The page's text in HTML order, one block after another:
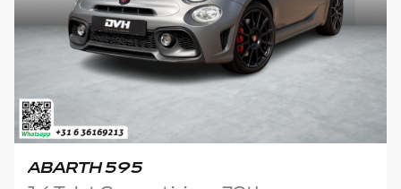
ABARTH 595